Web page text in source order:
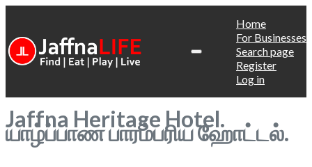
Home
For Businesses
Search page
Register
Log in
Jaffna Heritage Hotel.
யாழ்ப்பாண பாரம்பரிய ஹோட்டல்.